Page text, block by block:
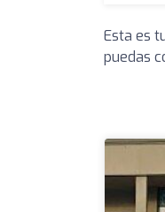
Esta es
puedas